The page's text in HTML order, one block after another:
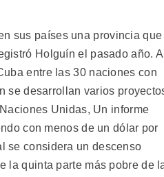
sus países una provincia que
Holguín el pasado año. A
entre las 30 naciones con
se desarrollan varios
Unidas, Un informe
con menos de un dólar por
se considera un descenso
la quinta parte más pobre de